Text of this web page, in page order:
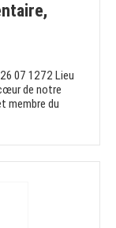
07 1272 Lieu
de notre
membre du